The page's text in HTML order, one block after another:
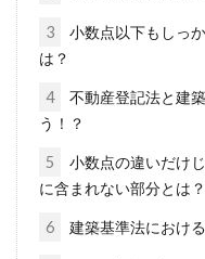
法
「
3
小数点以下もしっ
は？
4
不動産登記法と建
う！？
5
小数点の違いだけ
に含まれない部分とは？
6 建築基準法におけ